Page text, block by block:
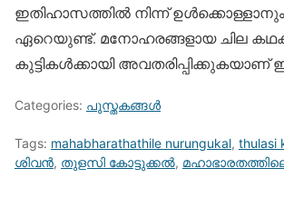
ഇതിഹാസത്തിൽ നിന്ന്
ഏറെയുണ്ട്. മനോഹരങ്ങളായ ചില
കുട്ടികൾക്കായി
Categories: പുസ്തകങ്ങള്‍
Tags: mahabharathathile nurungukal, thulasi
ശിവൻ, തുളസി കോട്ടുക്കൽ,